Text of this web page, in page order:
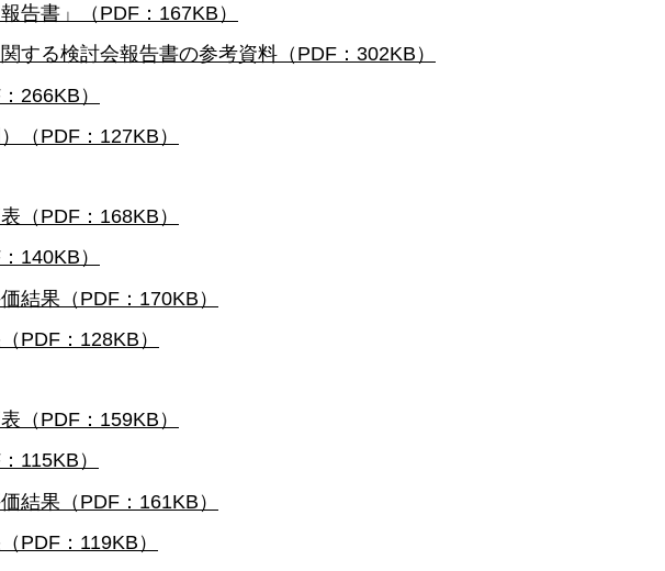
告書」（PDF：167KB）
する検討会報告書の参考資料（PDF：302KB）
266KB）
（PDF：127KB）
（PDF：168KB）
140KB）
結果（PDF：170KB）
PDF：128KB）
（PDF：159KB）
115KB）
結果（PDF：161KB）
PDF：119KB）